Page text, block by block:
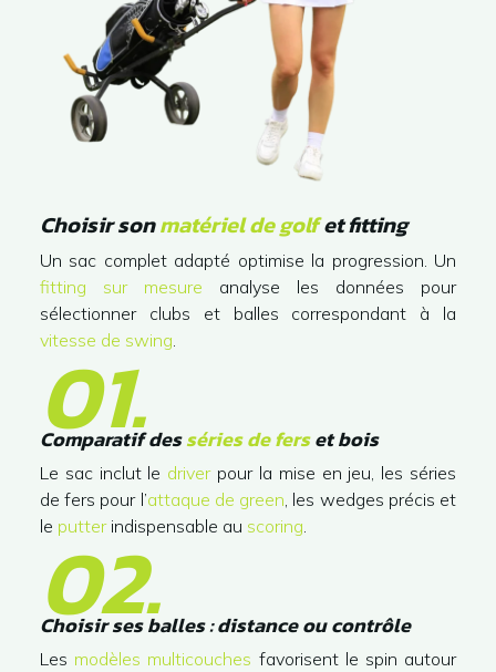
Choisir sonmatériel de golfet fitting
Un sac complet adapté optimise la progression. Un
fitting sur mesure analyse les données pour
sélectionner clubs et balles correspondant à la
vitesse de swing
01.
Comparatif desséries de ferset bois
Le sac inclut le driverpour la mise en jeu, les séries
de fers pour l’attaque de green, les wedges précis et
le putterindispensable au scoring.
02.
Choisir ses balles : distance ou contrôle
Les modèles multicouches favorisent le spin autour